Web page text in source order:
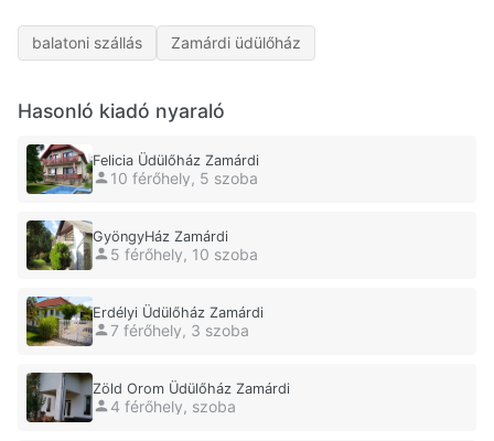
balatoni szállás Zamárdi üdülőház
Hasonló kiadó nyaraló
Felicia Üdülőház Zamárdi
10 férőhely, 5 szoba
GyöngyHáz Zamárdi
5 férőhely, 10 szoba
Erdélyi Üdülőház Zamárdi
7 férőhely, 3 szoba
Zöld Orom Üdülőház Zamárdi
4 férőhely, szoba